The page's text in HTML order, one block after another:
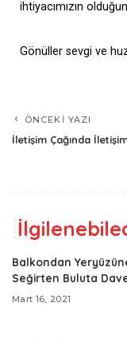
ihtiyacımızın
Gönüller sevgi ve
ÖNCEKI YAZI
İletişim Çağında
Balkondan
Seğirten Buluta
Mart 16, 2021